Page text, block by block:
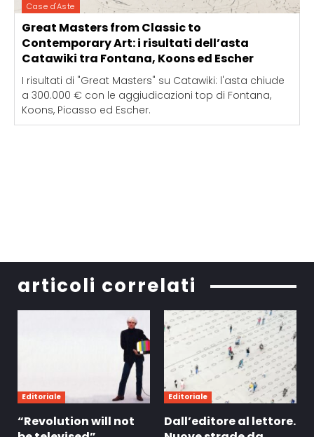
Case d'Aste
Great Masters from Classic to
Contemporary Art: i risultati dell’asta
Catawiki tra Fontana, Koons ed Escher
I risultati di "Great Masters" su Catawiki: l'asta chiude
a 300.000 € con le aggiudicazioni top di Fontana,
Koons, Picasso ed Escher.
articoli correlati
Editoriale
“Revolution will not
Editoriale
Dall’editore al lettore.